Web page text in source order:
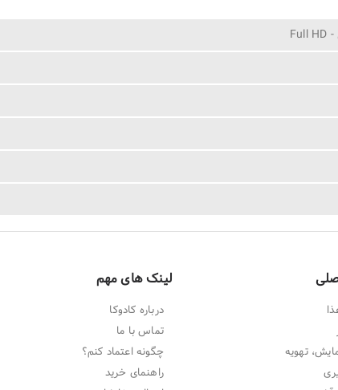
تهویه
لینک های مهم
درباره کادوکا
تماس با ما
چگونه اعتماد کنم؟
راهنمای خرید